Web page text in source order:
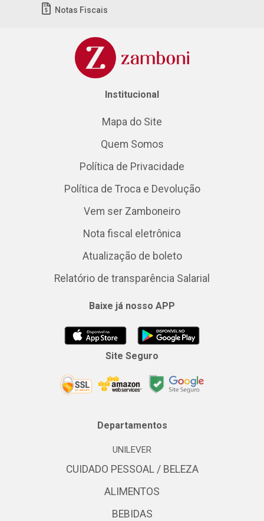
Notas Fiscais
Institucional
Mapa do Site
Quem Somos
Política de Privacidade
Política de Troca e Devolução
Vem ser Zamboneiro
Nota fiscal eletrônica
Atualização de boleto
Relatório de transparência Salarial
Baixe já nosso APP
Site Seguro
Departamentos
UNILEVER
CUIDADO PESSOAL / BELEZA
ALIMENTOS
BEBIDAS